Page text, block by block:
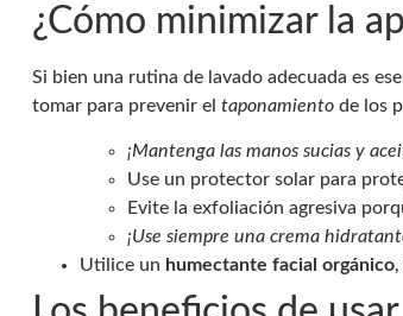
¿Cómo minimizar la
Si bien una rutina de lavado adecuada es
tomar para prevenir el taponamiento de los
¡Mantenga las manos sucias y
Use un protector solar para
Evite la exfoliación agresiva
¡Use siempre una crema
Utilice un humectante facial orgánico